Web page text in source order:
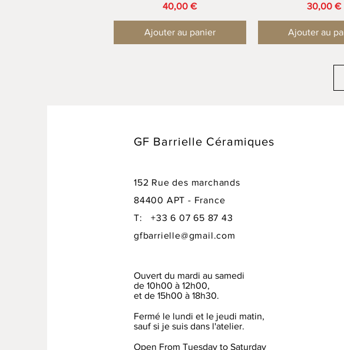
Prix
40,00 €
Ajouter au panier
Prix
30,00 €
Ajouter au
GF Barrielle Céramiques
152 Rue des marchands
84400 APT - France
T: +33 6 07 65 87 43
gfbarrielle@gmail.com
Ouvert du mardi au samedi
de 10h00 à 12h00,
et de 15h00 à 18h30.
Fermé le lundi et le jeudi matin,
sauf si je suis dans l'atelier.
Open From Tuesday to Saturday